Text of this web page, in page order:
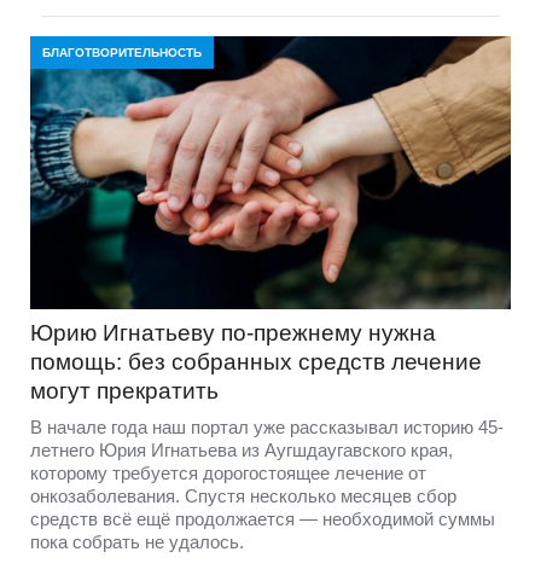
БЛАГОТВОРИТЕЛЬНОСТЬ
Юрию Игнатьеву по-прежнему нужна
помощь: без собранных средств лечение
могут прекратить
В начале года наш портал уже рассказывал историю 45-
летнего Юрия Игнатьева из Аугшдаугавского края,
которому требуется дорогостоящее лечение от
онкозаболевания. Спустя несколько месяцев сбор
средств всё ещё продолжается — необходимой суммы
пока собрать не удалось.